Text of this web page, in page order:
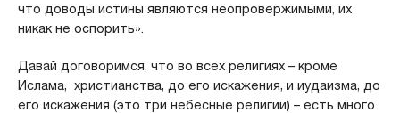
что доводы истины являются неопровержимыми, их
никак не оспорить».
Давай договоримся, что во всех религиях – кроме
Ислама, христианства, до его искажения, и иудаизма, до
его искажения (это три небесные религии) – есть много